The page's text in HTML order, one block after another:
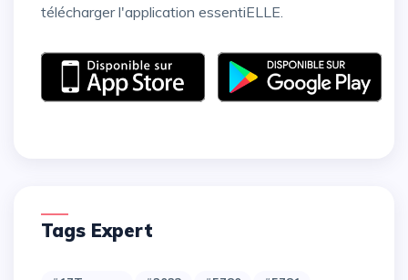
télécharger l'application essentiELLE.
Tags Expert